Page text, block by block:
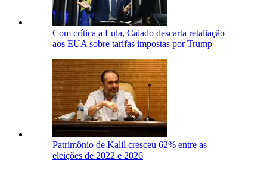
Com crítica a Lula, Caiado descarta retaliação
aos EUA sobre tarifas impostas por Trump
Patrimônio de Kalil cresceu 62% entre as
eleições de 2022 e 2026